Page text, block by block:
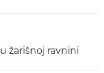
žarišnoj ravnini